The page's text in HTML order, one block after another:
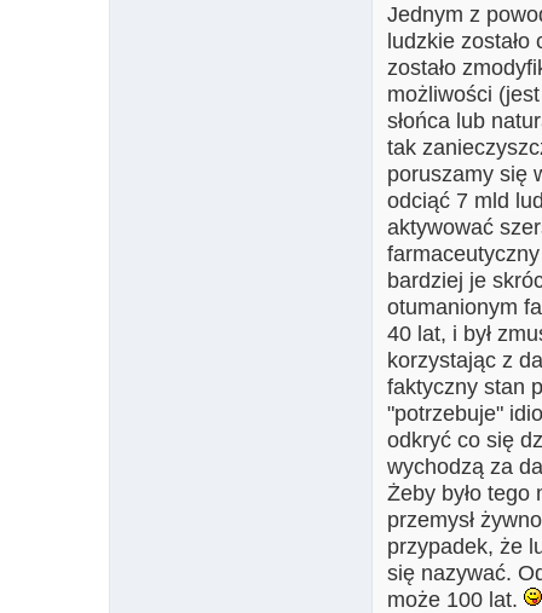
Jednym z
ludzkie zostało
zostało
możliwości
słońca lub
tak
poruszamy się
odciąć 7 mld
aktywować
bardziej je
otumanionym
40 lat, i był
korzystając z
faktyczny stan
"potrzebuje"
odkryć co się
wychodzą za
Żeby było tego
przemysł
przypadek, że
się nazywać.
może 100 lat.